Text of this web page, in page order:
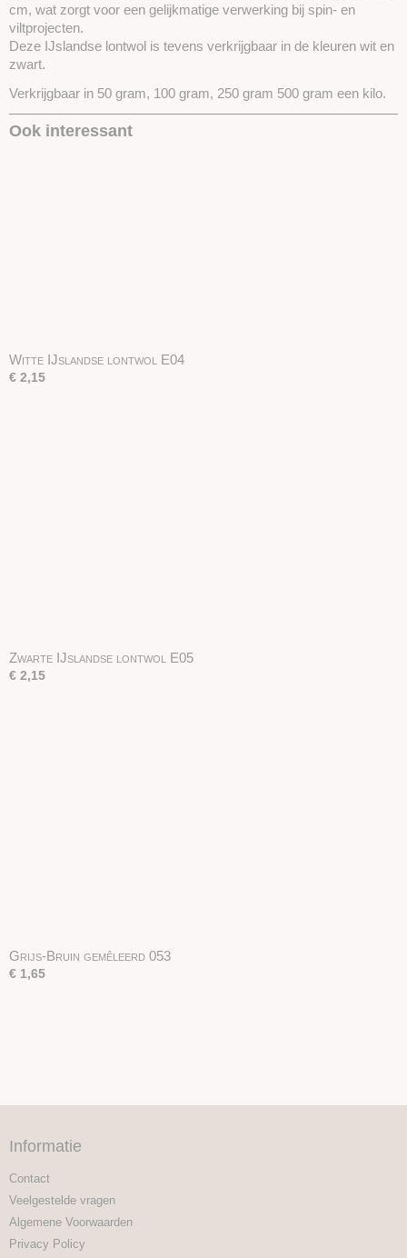
cm, wat zorgt voor een gelijkmatige verwerking bij spin- en
viltprojecten.
Deze IJslandse lontwol is tevens verkrijgbaar in de kleuren wit en
zwart.
Verkrijgbaar in 50 gram, 100 gram, 250 gram 500 gram een kilo.
Ook interessant
Witte IJslandse lontwol E04
€ 2,15
Zwarte IJslandse lontwol E05
€ 2,15
Grijs-Bruin gemêleerd 053
€ 1,65
Informatie
Contact
Veelgestelde vragen
Algemene Voorwaarden
Privacy Policy